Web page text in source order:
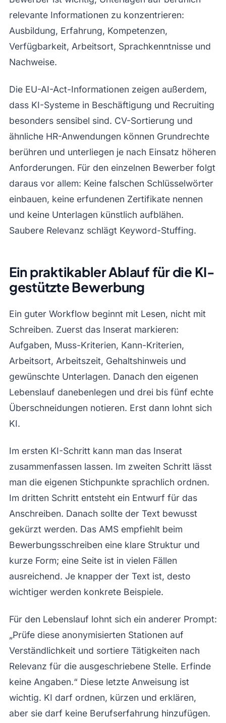
relevante Informationen zu konzentrieren:
Ausbildung, Erfahrung, Kompetenzen,
Verfügbarkeit, Arbeitsort, Sprachkenntnisse und
Nachweise.
Die EU-AI-Act-Informationen zeigen außerdem,
dass KI-Systeme in Beschäftigung und Recruiting
besonders sensibel sind. CV-Sortierung und
ähnliche HR-Anwendungen können Grundrechte
berühren und unterliegen je nach Einsatz höheren
Anforderungen. Für den einzelnen Bewerber folgt
daraus vor allem: Keine falschen Schlüsselwörter
einbauen, keine erfundenen Zertifikate nennen
und keine Unterlagen künstlich aufblähen.
Saubere Relevanz schlägt Keyword-Stuffing.
Ein praktikabler Ablauf für die KI-
gestützte Bewerbung
Ein guter Workflow beginnt mit Lesen, nicht mit
Schreiben. Zuerst das Inserat markieren:
Aufgaben, Muss-Kriterien, Kann-Kriterien,
Arbeitsort, Arbeitszeit, Gehaltshinweis und
gewünschte Unterlagen. Danach den eigenen
Lebenslauf danebenlegen und drei bis fünf echte
Überschneidungen notieren. Erst dann lohnt sich
KI.
Im ersten KI-Schritt kann man das Inserat
zusammenfassen lassen. Im zweiten Schritt lässt
man die eigenen Stichpunkte sprachlich ordnen.
Im dritten Schritt entsteht ein Entwurf für das
Anschreiben. Danach sollte der Text bewusst
gekürzt werden. Das AMS empfiehlt beim
Bewerbungsschreiben eine klare Struktur und
kurze Form; eine Seite ist in vielen Fällen
ausreichend. Je knapper der Text ist, desto
wichtiger werden konkrete Beispiele.
Für den Lebenslauf lohnt sich ein anderer Prompt:
„Prüfe diese anonymisierten Stationen auf
Verständlichkeit und sortiere Tätigkeiten nach
Relevanz für die ausgeschriebene Stelle. Erfinde
keine Angaben.“ Diese letzte Anweisung ist
wichtig. KI darf ordnen, kürzen und erklären,
aber sie darf keine Berufserfahrung hinzufügen.